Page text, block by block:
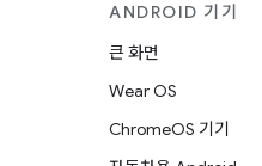
ANDROID 기기
큰 화면
Wear OS
ChromeOS 기기